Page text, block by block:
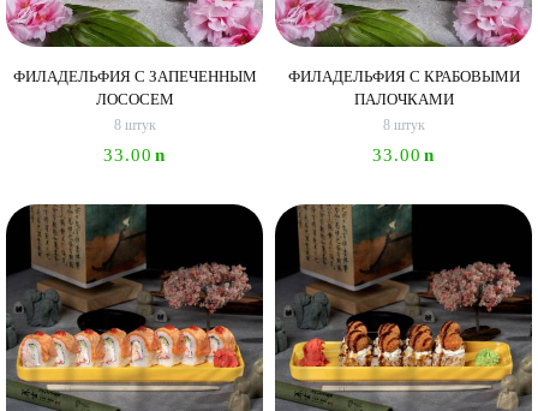
Сэндвич Нигири Маки
Поке и буррито Напитки
ФИЛАДЕЛЬФИЯ С ЗАПЕЧЕННЫМ
ЛОСОСЕМ
8 штук
33.00 n
ФИЛАДЕЛЬФИЯ С КРАБОВЫМИ
ПАЛОЧКАМИ
8 штук
33.00 n